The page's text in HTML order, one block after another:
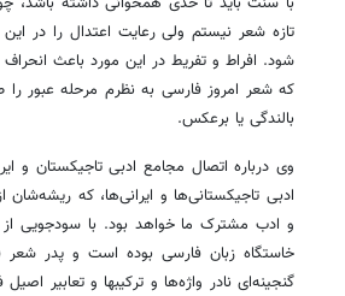
تازه شعر نیستم ولی رعایت اعتدال را در
شود. افراط و تفریط در این مورد باعث
که شعر امروز فارسی به نظرم مرحله‌ عبور
بالندگی یا برعکس.
وی درباره اتصال مجامع ادبی تاجیکستان و
ادبی تاجیکستانی‌ها و ایرانی‌ها، که
و ادب مشترک ما خواهد بود. با سودجویی از
خاستگاه زبان فارسی بوده است و پدر شعر
گنجینه‌ای نادر واژه‌ها و ترکیبها و